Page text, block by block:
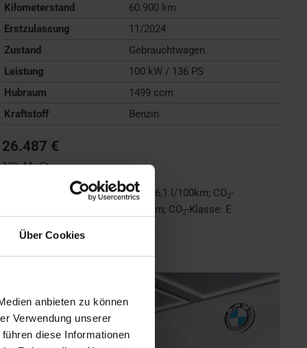
Über Cookies
anbieten zu können
Verwendung unserer
diese Informationen
Kilometerstand
60.900 km
Erstzulassung
11/2024
Zustand
Gebrauchtwagen
Leistung
100 kW / 136 PS
Hubraum
1499 ccm
Kraftstoff
Benzin
26.487 €
19% MwSt.
Kraftstoffverbrauch (kombiniert): 6,1 l/100km; CO2-
138 g/km; CO2-Klasse: E
FAHRZEUG ANZEIGEN